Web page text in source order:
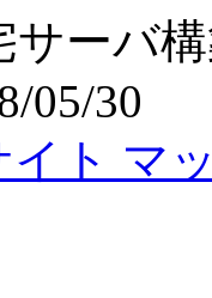
ーバ構
05/30
イト マ